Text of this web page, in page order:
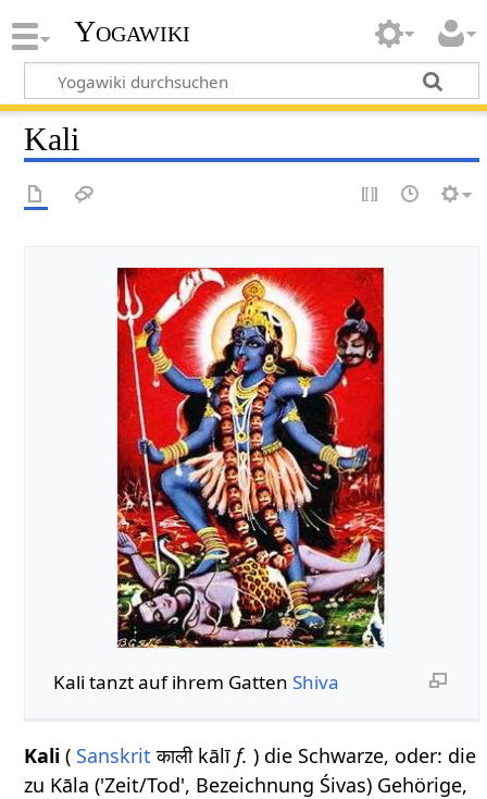
Yogawiki
Kali
Kali tanzt auf ihrem Gatten Shiva
Kali ( Sanskrit काली kālīf. ) die Schwarze, oder: die
zu Kāla ('Zeit/Tod', Bezeichnung Śivas) Gehörige,